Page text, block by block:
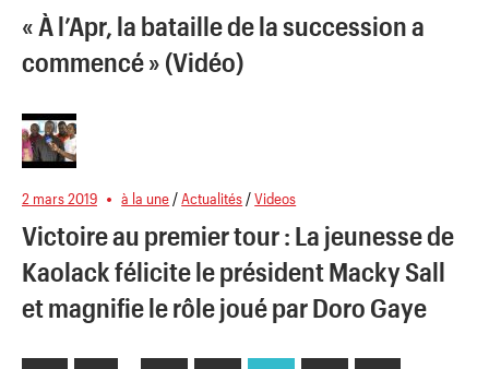
« À l’Apr, la bataille de la succession a
commencé » (Vidéo)
2 mars 2019 à la une /Actualités /Videos
Victoire au premier tour : La jeunesse de
Kaolack félicite le président Macky Sall
et magnifie le rôle joué par Doro Gaye